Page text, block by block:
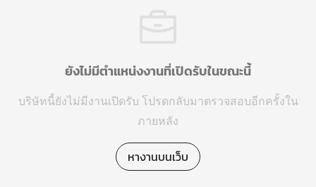
ยังไม่มีตำแหน่งงานที่เปิดรับในขณะนี้
บริษัทนี้ยังไม่มีงานเปิดรับ โปรดกลับมาตรวจสอบอีกครั้งใน
ภายหลัง
หางานบนเว็บ